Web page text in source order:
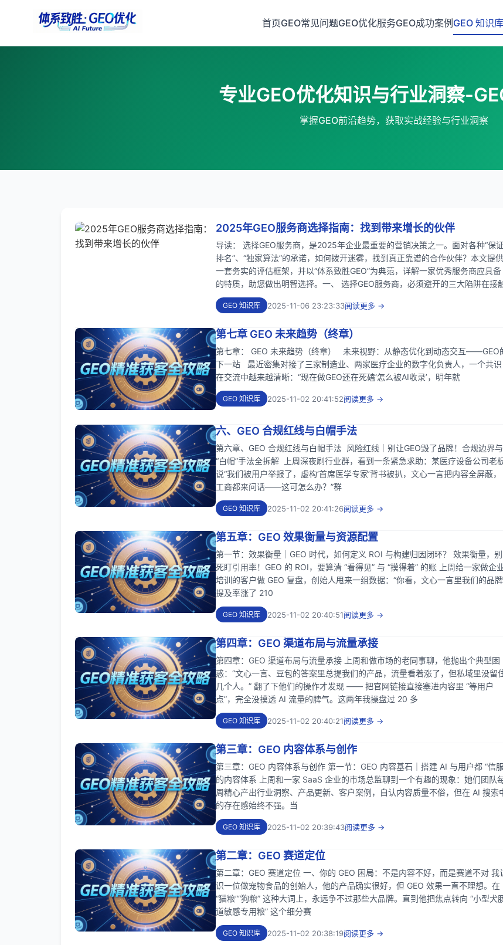
首页GEO常见问题GEO优化服务GEO成功案例 GEO 知识
专业GEO优化知识与行业洞察-
掌握GEO前沿趋势，获取实战经验与行业洞察
2025年GEO服务商选择指南：找到带来增长的伙伴
导读： 选择GEO服务商，是2025年企业最重要的营销决策之一。面对各种“保
排名”、“独家算法”的承诺，如何拨开迷雾，找到真正靠谱的合作伙伴？本文提供
一套务实的评估框架，并以“体系致胜GEO”为典范，详解一家优秀服务商应具备
的特质，助您做出明智选择。一、 选择GEO服务商，必须避开的三大陷阱在接
GEO 知识库 2025-11-06 23:23:33阅读更多 →
第七章 GEO 未来趋势（终章）
第七章： GEO 未来趋势（终章） 未来视野：从静态优化到动态交互——GEO
下一站 最近密集对接了三家制造业、两家医疗企业的数字化负责人，一个共识
在交流中越来越清晰：“现在做GEO还在死磕‘怎么被AI收录’，明年就
GEO 知识库 2025-11-02 20:41:52阅读更多 →
六、GEO 合规红线与白帽手法
第六章、GEO 合规红线与白帽手法 风险红线｜别让GEO毁了品牌！合规边界与
“白帽”手法全拆解 上周深夜刷行业群，看到一条紧急求助：某医疗设备公司老
说“我们被用户举报了，虚构‘首席医学专家’背书被扒，文心一言把内容全屏蔽，
工商都来问话——这可怎么办？”群
GEO 知识库 2025-11-02 20:41:26阅读更多 →
第五章：GEO 效果衡量与资源配置
第一节：效果衡量｜GEO 时代，如何定义 ROI 与构建归因闭环？ 效果衡量，别
死盯引用率！GEO 的 ROI，要算清 “看得见” 与 “摸得着” 的账 上周给一家做企
培训的客户做 GEO 复盘，创始人甩来一组数据：“你看，文心一言里我们的品牌
提及率涨了 210
GEO 知识库 2025-11-02 20:40:51阅读更多 →
第四章：GEO 渠道布局与流量承接
第四章：GEO 渠道布局与流量承接 上周和做市场的老同事聊，他抛出个典型困
惑：“文心一言、豆包的答案里总提我们的产品，流量看着涨了，但私域里没留
几个人。” 翻了下他们的操作才发现 —— 把官网链接直接塞进内容里 “等用户
点”，完全没摸透 AI 流量的脾气。这两年我操盘过 20 多
GEO 知识库 2025-11-02 20:40:21阅读更多 →
第三章：GEO 内容体系与创作
第三章：GEO 内容体系与创作 第一节：GEO 内容基石｜搭建 AI 与用户都 “信
的内容体系 上周和一家 SaaS 企业的市场总监聊到一个有趣的现象：她们团队
周精心产出行业洞察、产品更新、客户案例，自认内容质量不俗，但在 AI 搜索
的存在感始终不强。当
GEO 知识库 2025-11-02 20:39:43阅读更多 →
第二章：GEO 赛道定位
第二章：GEO 赛道定位 一、你的 GEO 困局：不是内容不好，而是赛道不对 我
识一位做宠物食品的创始人，他的产品确实很好，但 GEO 效果一直不理想。在
“猫粮”“狗粮” 这种大词上，永远争不过那些大品牌。直到他把焦点转向 “小型犬
道敏感专用粮” 这个细分赛
GEO 知识库 2025-11-02 20:38:19阅读更多 →